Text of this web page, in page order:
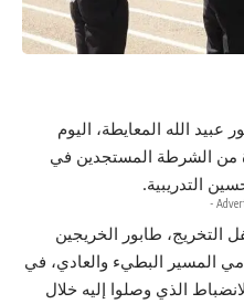
عبيد الله المعايطة، اليوم
من الشرطة المستجدين في
التدريبية.
التخريج، طابور الخريجين
المسير البطيء والعادي، في
الذي وصلوا إليه خلال